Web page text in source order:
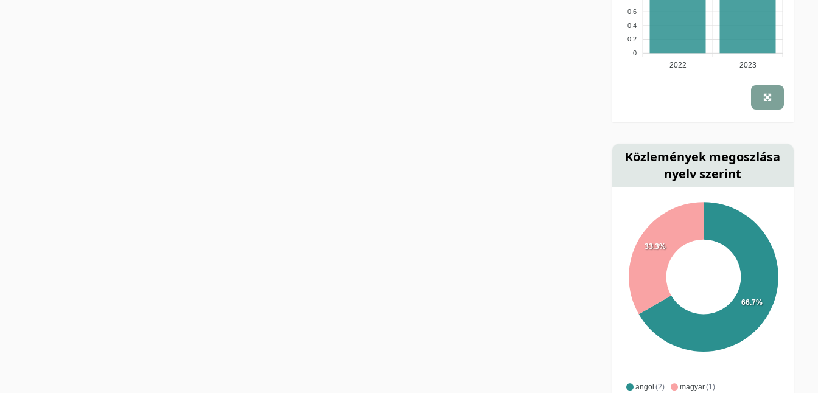
0.6
0.4
0.2
0
2022 2023
Közlemények megoszlása
nyelv szerint
angol (2) magyar(1)
66.7%
33.3%